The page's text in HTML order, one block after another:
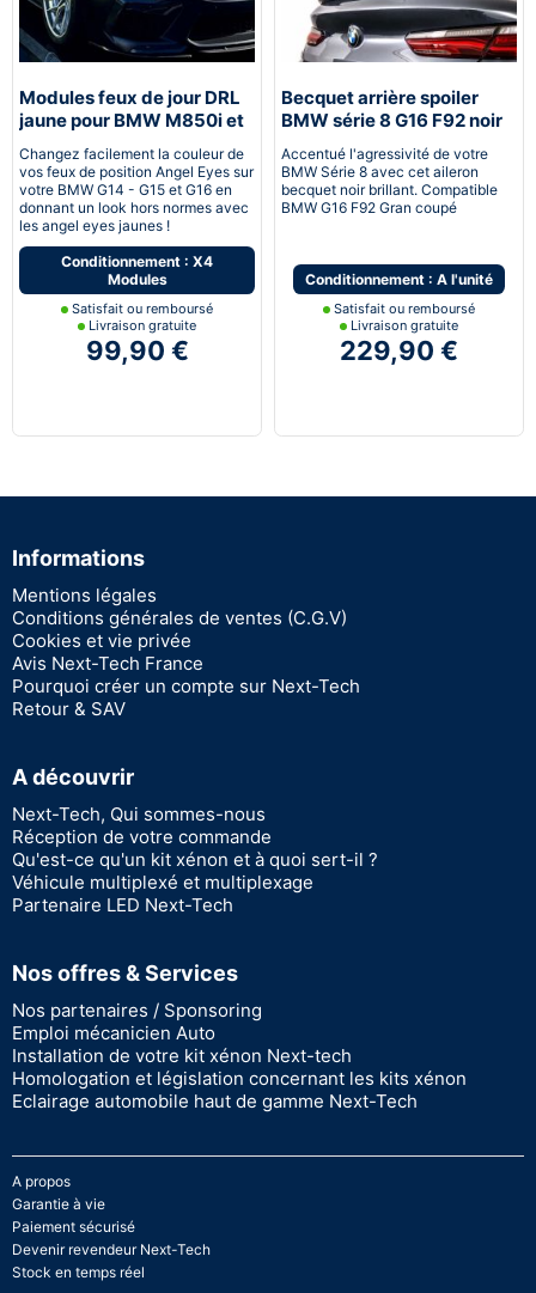
Modules feux de jour DRL
jaune pour BMW M850i et
M8
Changez facilement la couleur de
vos feux de position Angel Eyes sur
votre BMW G14 - G15 et G16 en
donnant un look hors normes avec
les angel eyes jaunes !
Conditionnement : X4
Modules
Satisfait ou remboursé
Livraison gratuite
99,90 €
Becquet arrière spoiler
BMW série 8 G16 F92 noir
brillant
Accentué l'agressivité de votre
BMW Série 8 avec cet aileron
becquet noir brillant. Compatible
BMW G16 F92 Gran coupé
Conditionnement : A l'unité
Satisfait ou remboursé
Livraison gratuite
229,90 €
Informations
Mentions légales
Conditions générales de ventes (C.G.V)
Cookies et vie privée
Avis Next-Tech France
Pourquoi créer un compte sur Next-Tech
Retour & SAV
A découvrir
Next-Tech, Qui sommes-nous
Réception de votre commande
Qu'est-ce qu'un kit xénon et à quoi sert-il ?
Véhicule multiplexé et multiplexage
Partenaire LED Next-Tech
Nos offres & Services
Nos partenaires / Sponsoring
Emploi mécanicien Auto
Installation de votre kit xénon Next-tech
Homologation et législation concernant les kits xénon
Eclairage automobile haut de gamme Next-Tech
A propos
Garantie à vie
Paiement sécurisé
Devenir revendeur Next-Tech
Stock en temps réel